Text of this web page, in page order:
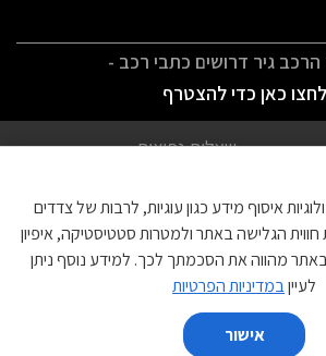
גיר דרושים כתבי רכב -
לחצו כאן כדי להצטרף
שאלות נפוצות
צור קשר
איסוף מידע כגון עוגיות, לרבות של צדדים
הגלישה באתר ולמטרות סטטיסטיקה, איפיון
מהווה את הסכמתך לכך. למידע נוסף ניתן
לעייןבמדיניות הפרטיות
אישור